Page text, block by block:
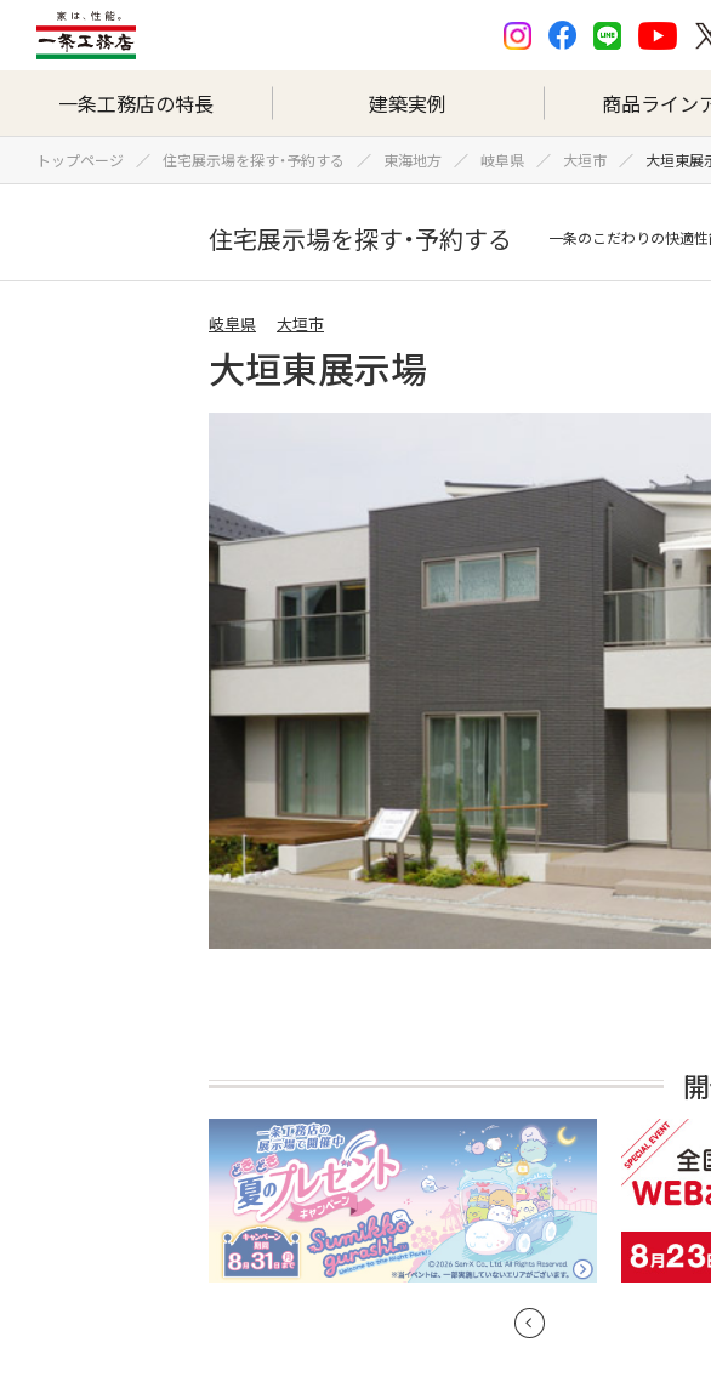
一条工務店の特長 建築実例 商品ライン
トップページ 住宅展示場を探す・予約する 東海地方 岐阜県 大垣市 大垣東展
住宅展示場を探す・予約する 一条のこだわりの快適
岐阜県 大垣市
大垣東展示場